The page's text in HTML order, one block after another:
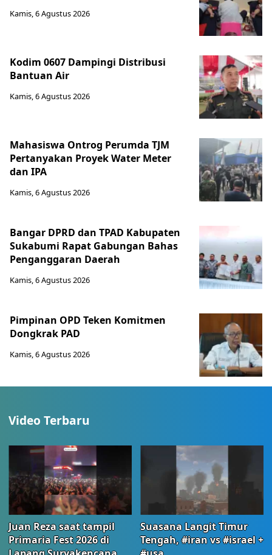
Kamis, 6 Agustus 2026
Kodim 0607 Dampingi Distribusi
Bantuan Air
Kamis, 6 Agustus 2026
Mahasiswa Ontrog Perumda TJM
Pertanyakan Proyek Water Meter
dan IPA
Kamis, 6 Agustus 2026
Bangar DPRD dan TPAD Kabupaten
Sukabumi Rapat Gabungan Bahas
Penganggaran Daerah
Kamis, 6 Agustus 2026
Pimpinan OPD Teken Komitmen
Dongkrak PAD
Kamis, 6 Agustus 2026
Video Terbaru
Juan Reza saat tampil
Primaria Fest 2026 di
Suasana Langit Timur
Tengah, #iran vs #israel +